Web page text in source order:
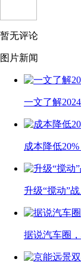
暂无评论
图片新闻
一文了解
成本降低
升级“搅动”
据说汽车圈